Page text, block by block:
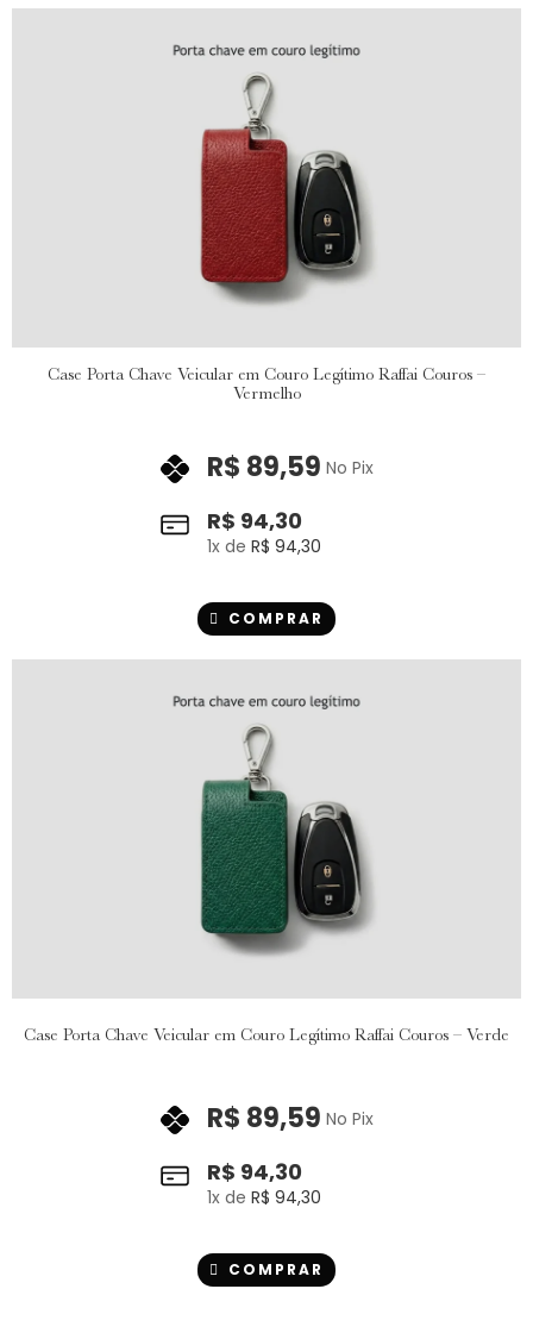
Case Porta Chave Veicular em Couro Legítimo Raffai Couros –
Vermelho
R$ 94,30
1x de R$ 94,30
R$ 89,59 No Pix
COMPRAR
Case Porta Chave Veicular em Couro Legítimo Raffai Couros – Verde
R$ 94,30
1x de R$ 94,30
R$ 89,59 No Pix
COMPRAR